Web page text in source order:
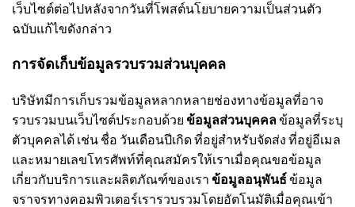
เว็บไซต์ต่อไปหลังจากวันที่โพสต์นโยบายความเป็นส่วนตัว
ฉบับแก้ไขดังกล่าว
การจัดเก็บข้อมูลรวบรวมส่วนบุคคล
บริษัทมีการเก็บรวมข้อมูลหลากหลายช่องทางข้อมูลที่อาจ
รวบรวมบนเว็บไซต์ประกอบด้วย ข้อมูลส่วนบุคคลข้อมูลที่ระบุ
ตัวบุคคลได้ เช่น ชื่อ วันเดือนปีเกิด ที่อยู่สำหรับจัดส่ง ที่อยู่อีเมล
และหมายเลขโทรศัพท์ที่คุณสมัครให้เราเมื่อคุณขอข้อมูล
เกี่ยวกับบริการและผลิตภัณฑ์ของเรา ข้อมูลอนุพันธ์ข้อมูล
จราจรทางคอมพิวเตอร์เรารวบรวมโดยอัตโนมัติเมื่อคุณเข้า